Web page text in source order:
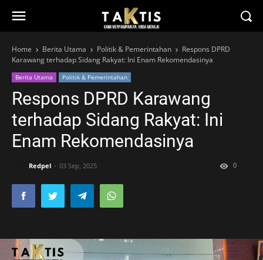
Home Berita Utama Politik & Pemerintahan
Respons DPRD
Karawang terhadap Sidang Rakyat: Ini Enam Rekomendasinya
Berita Utama Politik & Pemerintahan
Respons DPRD Karawang
terhadap Sidang Rakyat: Ini
Enam Rekomendasinya
Redpel 03 Sep, 2025 0